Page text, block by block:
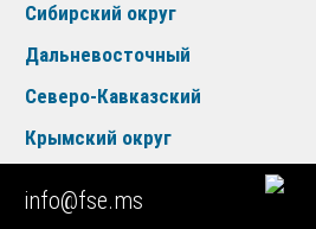
Сибирский округ
Дальневосточный
Северо-Кавказский
Крымский округ
info@fse.ms